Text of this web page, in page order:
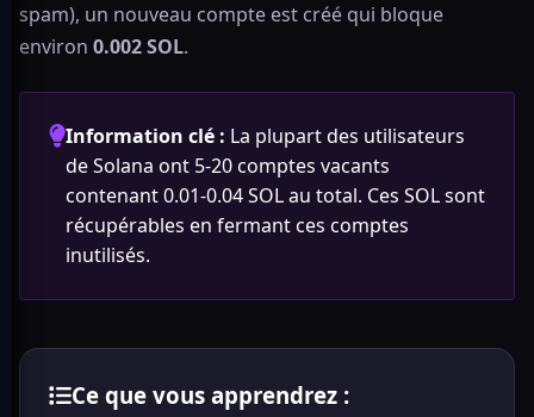
spam), un nouveau compte est créé qui bloque
environ 0.002 SOL.
Information clé : La plupart des utilisateurs
de Solana ont 5-20 comptes vacants
contenant 0.01-0.04 SOL au total. Ces SOL sont
récupérables en fermant ces comptes
inutilisés.
Ce que vous apprendrez :